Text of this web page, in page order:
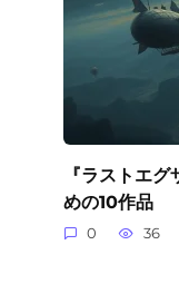
『ラストエ
めの10作品
0 36